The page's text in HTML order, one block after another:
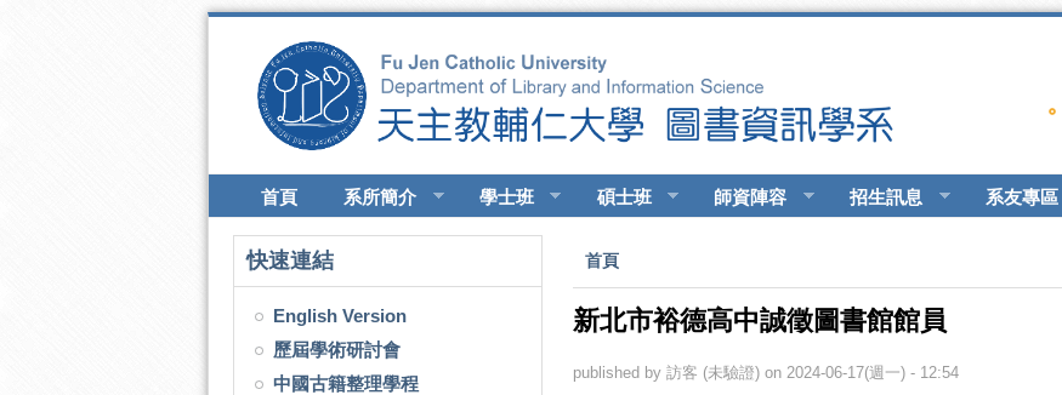
首頁 系所簡介 學士班 碩士班 師資陣容 招生訊息 系友專區
快速連結
English Version
歷屆學術研討會
中國古籍整理學程
您在這裡
首頁
新北市裕德高中誠徵圖書館館員
published by 訪客 (未驗證)on 2024-06-17(週一) - 12:54